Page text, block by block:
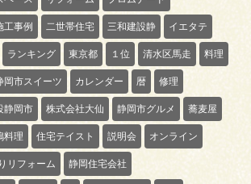
工事例 二世帯住宅 三和建設静 イエタテ
ランキング 東京都 １位 清水区馬走 料理
岡市スイーツ カレンダー 暦 修理
静岡市 株式会社大仙 静岡市グルメ 蕎麦屋
料理 住宅テイスト 説明会 オンライン
リフォーム 静岡住宅会社